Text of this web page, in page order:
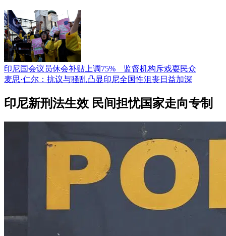
印尼国会议员休会补贴上调75% 监督机构斥戏耍民众
麦思·仁尔：抗议与骚乱凸显印尼全国性沮丧日益加深
印尼新刑法生效 民间担忧国家走向专制